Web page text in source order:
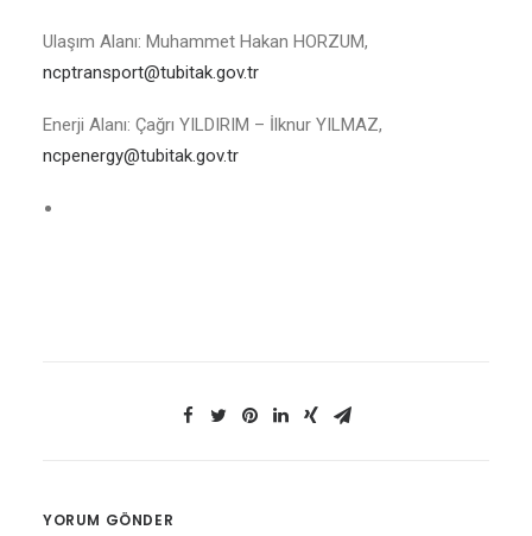
Ulaşım Alanı: Muhammet Hakan HORZUM,
ncptransport@tubitak.gov.tr
Enerji Alanı: Çağrı YILDIRIM – İlknur YILMAZ,
ncpenergy@tubitak.gov.tr
YORUM GÖNDER